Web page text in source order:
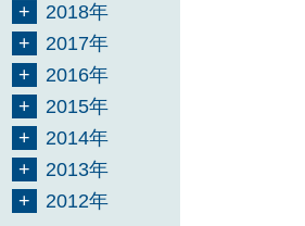
2018年
2017年
2016年
2015年
2014年
2013年
2012年